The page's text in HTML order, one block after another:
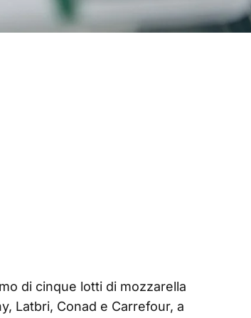
di cinque lotti di mozzarella
Latbri, Conad e Carrefour, a